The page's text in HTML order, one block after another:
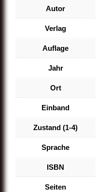
Autor
Verlag
Auflage
Jahr
Ort
Einband
Zustand (1-4)
Sprache
ISBN
Seiten